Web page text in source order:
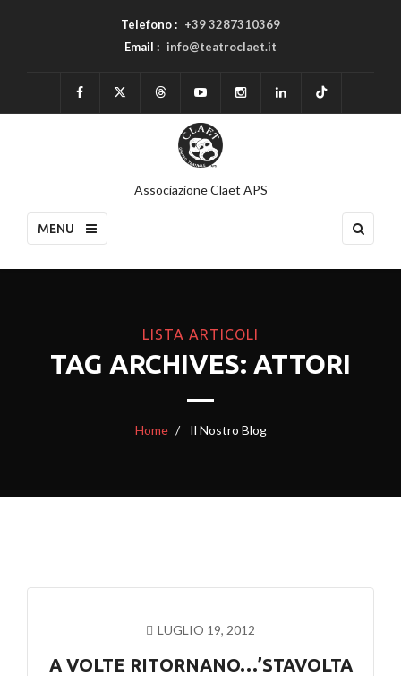
Telefono : +39 3287310369
Email : info@teatroclaet.it
Associazione Claet APS
MENU
LISTA ARTICOLI
TAG ARCHIVES: ATTORI
Home Il Nostro Blog
LUGLIO 19, 2012
A VOLTE RITORNANO…’STAVOLTA